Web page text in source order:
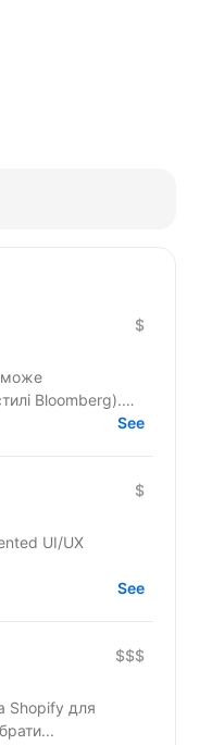
$
Bloomberg).
See
$
UI/UX
See
$$$
Shopify для
брати...